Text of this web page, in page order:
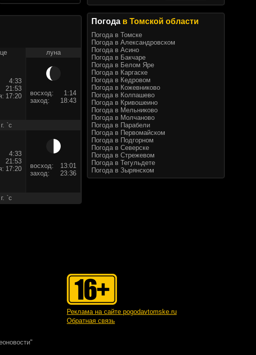
луна
4:33
21:53
17:20 восход:
1:14
заход:
18:43
`c
4:33
21:53
17:20 восход:
13:01
заход:
23:36
`c
Погода в Томской области
Погода в Томске
Погода в Александровском
Погода в Асино
Погода в Бакчаре
Погода в Белом Яре
Погода в Каргаске
Погода в Кедровом
Погода в Кожевниково
Погода в Колпашево
Погода в Кривошеино
Погода в Мельниково
Погода в Молчаново
Погода в Парабели
Погода в Первомайском
Погода в Подгорном
Погода в Северске
Погода в Стрежевом
Погода в Тегульдете
Погода в Зырянском
Реклама на сайте pogodavtomske.ru
Обратная связь